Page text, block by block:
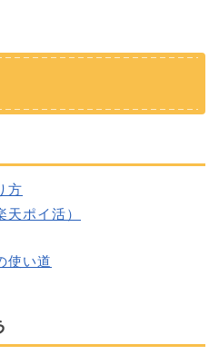
方
ポイ活）
使い道